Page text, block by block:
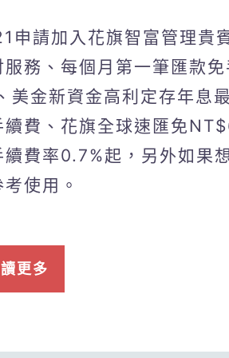
申請加入花旗智富管理貴
服務、每個月第一筆匯款
美金新資金高利定存年息
續費、花旗全球速匯免
續費率0.7%起，另外如果
使用。
更多